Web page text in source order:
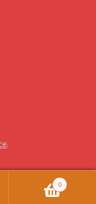
.
0